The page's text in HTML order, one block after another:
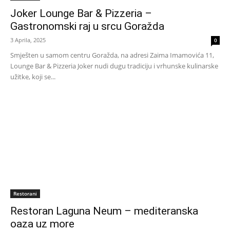
Joker Lounge Bar & Pizzeria –
Gastronomski raj u srcu Goražda
3 Aprila, 2025 0
Smješten u samom centru Goražda, na adresi Zaima Imamovića 11,
Lounge Bar & Pizzeria Joker nudi dugu tradiciju i vrhunske kulinarske
užitke, koji se...
Restorani
Restoran Laguna Neum – mediteranska
oaza uz more